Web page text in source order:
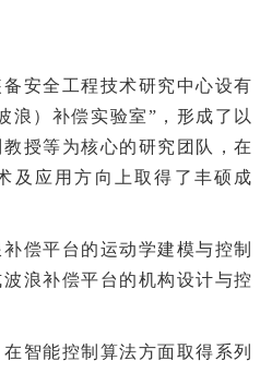
安全工程技术研究中心设有
浪）补偿实验室”，形成了以
授等为核心的研究团队，在
及应用方向上取得了丰硕成
偿平台的运动学建模与控制
浪补偿平台的机构设计与控
智能控制算法方面取得系列